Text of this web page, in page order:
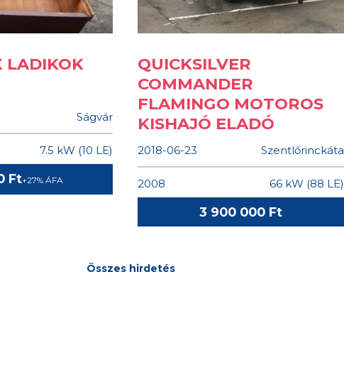
LADIKOK
Ságvár
7.5 kW (10 LE)
Ft+27% ÁFA
QUICKSILVER
COMMANDER
FLAMINGO MOTOROS
KISHAJÓ ELADÓ
2018-06-23 Szentlőrinckáta
2008 66 kW (88 LE)
3 900 000 Ft
Összes hirdetés